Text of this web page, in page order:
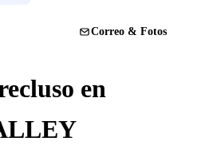
Correo & Fotos
en